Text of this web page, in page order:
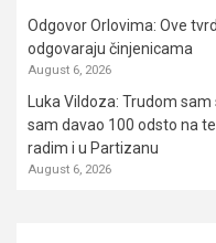
Odgovor Orlovima: ​Ove
odgovaraju činjenicama
August 6, 2026
Luka Vildoza: Trudom
sam davao 100 odsto na
radim i u Partizanu
August 6, 2026